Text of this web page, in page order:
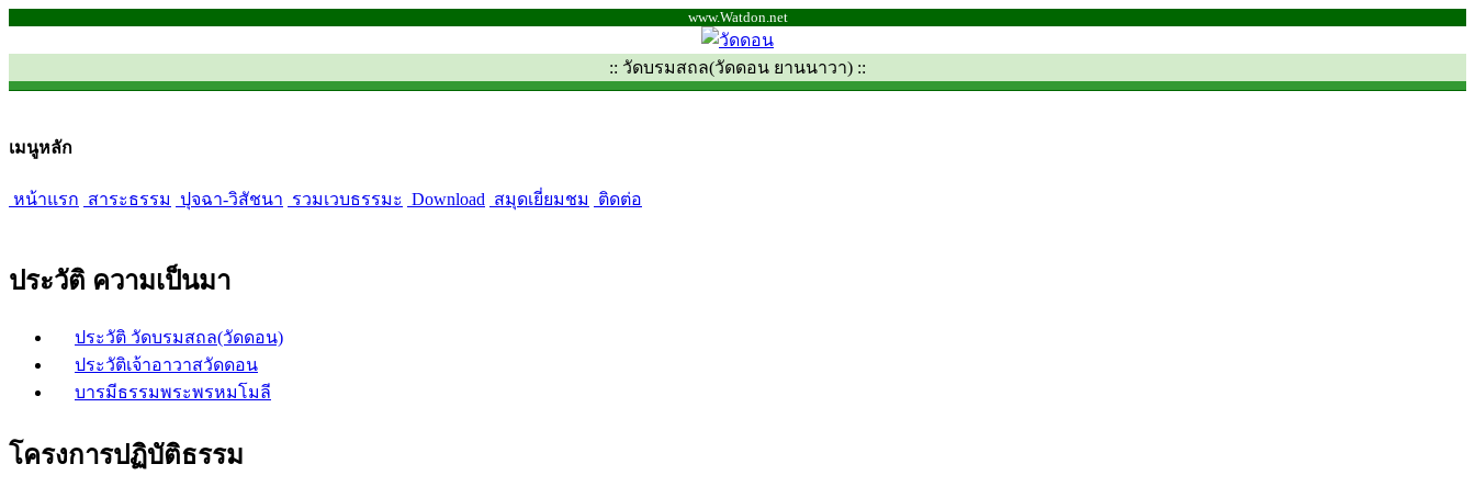
www.Watdon.net
:: วัดบรมสถล(วัดดอน ยานนาวา) ::
เมนูหลัก
หน้าแรก สาระธรรม ปุจฉา-วิสัชนา รวมเวบธรรมะ Download สมุดเยี่ยมชม ติดต่อ
ประวัติ ความเป็นมา
ประวัติ วัดบรมสถล(วัดดอน)
ประวัติเจ้าอาวาสวัดดอน
บารมีธรรมพระพรหมโมลี
โครงการปฏิบัติธรรม